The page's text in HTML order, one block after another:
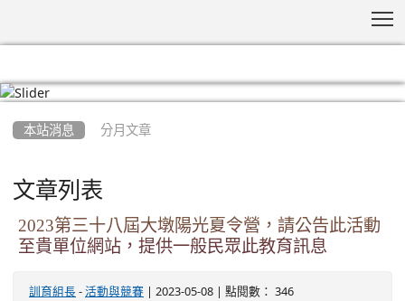
本站消息 分月文章
文章列表
2023第三十八屆大墩陽光夏令營，請公告此活動
至貴單位網站，提供一般民眾此教育訊息
訓育組長 - 活動與競賽 | 2023-05-08 | 點閱數： 346